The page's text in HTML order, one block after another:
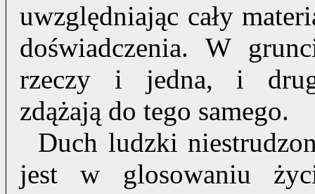
uwzględniając cały
doświadczenia. W
rzeczy i jedna, i
zdążają do tego samego.
Duch ludzki
jest w glosowaniu